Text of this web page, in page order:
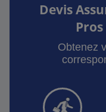
Devis
Obtenez